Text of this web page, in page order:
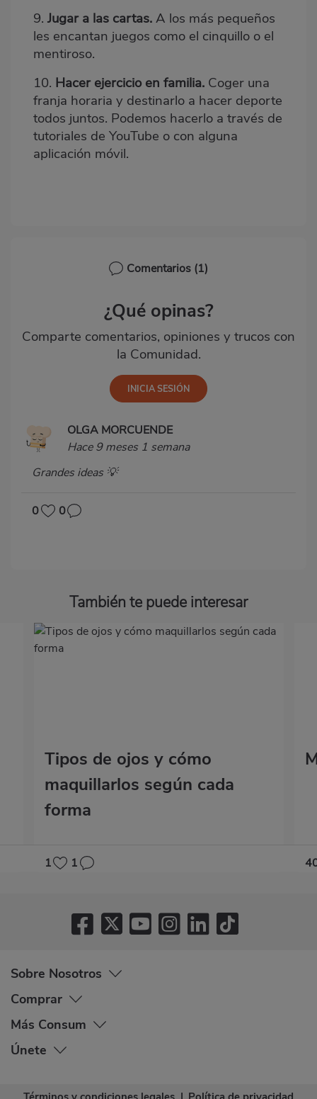
9. Jugar a las cartas.A los más pequeños
les encantan juegos como el cinquillo o el
mentiroso.
10. Hacer ejercicio en familia. Coger una
franja horaria y destinarlo a hacer deporte
todos juntos. Podemos hacerlo a través de
tutoriales de YouTube o con alguna
aplicación móvil.
Comentarios (1)
¿Qué opinas?
Comparte comentarios, opiniones y trucos con
la Comunidad.
OLGA MORCUENDE
Hace 9 meses 1 semana
Grandes ideas 💡
0 0
También te puede interesar
Tipos de ojos y cómo
maquillarlos según cada
forma
1 1
Sobre Nosotros
Comprar
Más Consum
Únete